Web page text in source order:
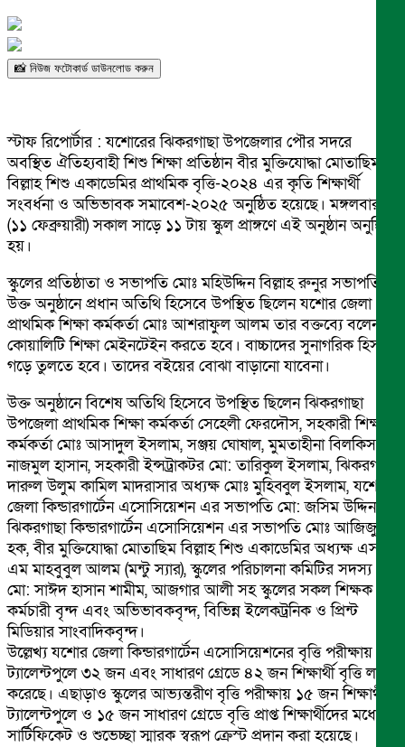
📸 নিউজ ফটোকার্ড ডাউনলোড করুন
স্টাফ রিপোর্টার : যশোরের ঝিকরগাছা উপজেলার পৌর সদরে
অবস্থিত ঐতিহ্যবাহী শিশু শিক্ষা প্রতিষ্ঠান বীর মুক্তিযোদ্ধা মোতাছিম
বিল্লাহ শিশু একাডেমির প্রাথমিক বৃত্তি-২০২৪ এর কৃতি শিক্ষার্থী
সংবর্ধনা ও অভিভাবক সমাবেশ-২০২৫ অনুষ্ঠিত হয়েছে। মঙ্গলবার
(১১ ফেব্রুয়ারী) সকাল সাড়ে ১১ টায় স্কুল প্রাঙ্গণে এই অনুষ্ঠান অনুষ্ঠিত
হয়।
স্কুলের প্রতিষ্ঠাতা ও সভাপতি মোঃ মহিউদ্দিন বিল্লাহ রুনুর সভাপতিত্বে
উক্ত অনুষ্ঠানে প্রধান অতিথি হিসেবে উপস্থিত ছিলেন যশোর জেলা
প্রাথমিক শিক্ষা কর্মকর্তা মোঃ আশরাফুল আলম তার বক্তব্যে বলেন
কোয়ালিটি শিক্ষা মেইনটেইন করতে হবে। বাচ্চাদের সুনাগরিক হিসাবে
গড়ে তুলতে হবে। তাদের বইয়ের বোঝা বাড়ানো যাবেনা।
উক্ত অনুষ্ঠানে বিশেষ অতিথি হিসেবে উপস্থিত ছিলেন ঝিকরগাছা
উপজেলা প্রাথমিক শিক্ষা কর্মকর্তা সেহেলী ফেরদৌস, সহকারী শিক্ষা
কর্মকর্তা মোঃ আসাদুল ইসলাম, সঞ্জয় ঘোষাল, মুমতাহীনা বিলকিস,
নাজমুল হাসান, সহকারী ইন্সট্রাকটর মো: তারিকুল ইসলাম, ঝিকরগাছা
দারুল উলুম কামিল মাদরাসার অধ্যক্ষ মোঃ মুহিব্বুল ইসলাম, যশোর
জেলা কিন্ডারগার্টেন এসোসিয়েশন এর সভাপতি মো: জসিম উদ্দিন,
ঝিকরগাছা কিন্ডারগার্টেন এসোসিয়েশন এর সভাপতি মোঃ আজিজুল
হক, বীর মুক্তিযোদ্ধা মোতাছিম বিল্লাহ শিশু একাডেমির অধ্যক্ষ এস
এম মাহবুবুল আলম (মন্টু স্যার), স্কুলের পরিচালনা কমিটির সদস্য
মো: সাঈদ হাসান শামীম, আজগার আলী সহ স্কুলের সকল শিক্ষক
কর্মচারী বৃন্দ এবং অভিভাবকবৃন্দ, বিভিন্ন ইলেকট্রনিক ও প্রিন্ট
মিডিয়ার সাংবাদিকবৃন্দ।
উল্লেখ্য যশোর জেলা কিন্ডারগার্টেন এসোসিয়েশনের বৃত্তি পরীক্ষায়
ট্যালেন্টপুলে ৩২ জন এবং সাধারণ গ্রেডে ৪২ জন শিক্ষার্থী বৃত্তি লাভ
করেছে। এছাড়াও স্কুলের আভ্যন্তরীণ বৃত্তি পরীক্ষায় ১৫ জন শিক্ষার্থী
ট্যালেন্টপুলে ও ১৫ জন সাধারণ গ্রেডে বৃত্তি প্রাপ্ত শিক্ষার্থীদের মধ্যে
সার্টিফিকেট ও শুভেচ্ছা স্মারক স্বরূপ ক্রেস্ট প্রদান করা হয়েছে।